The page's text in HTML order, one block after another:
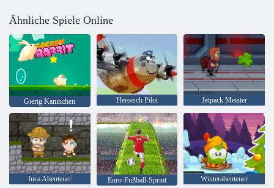
Ähnliche Spiele Online
Gierig Kaninchen Heroisch Pilot Jetpack Meister
Inca Abenteuer Euro-Fußball-Sprint Winterabenteuer